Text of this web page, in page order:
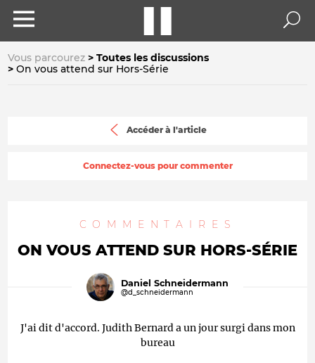
Vous parcourez
Toutes les discussions
On vous attend sur Hors-Série
Accéder à l'article
Connectez-vous pour commenter
COMMENTAIRES
ON VOUS ATTEND SUR HORS-SÉRIE
Daniel Schneidermann
@d_schneidermann
J'ai dit d'accord. Judith Bernard a un jour surgi dans mon
bureau